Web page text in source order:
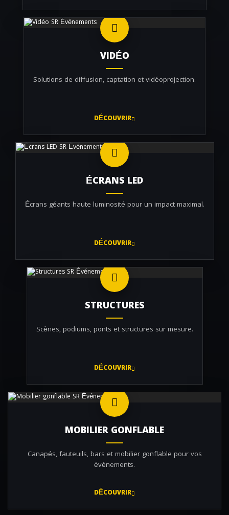
VIDÉO
Solutions de diffusion, captation et vidéoprojection.
DÉCOUVRIR
ÉCRANS LED
Écrans géants haute luminosité pour un impact maximal.
DÉCOUVRIR
STRUCTURES
Scènes, podiums, ponts et structures sur mesure.
DÉCOUVRIR
MOBILIER GONFLABLE
Canapés, fauteuils, bars et mobilier gonflable pour vos
événements.
DÉCOUVRIR